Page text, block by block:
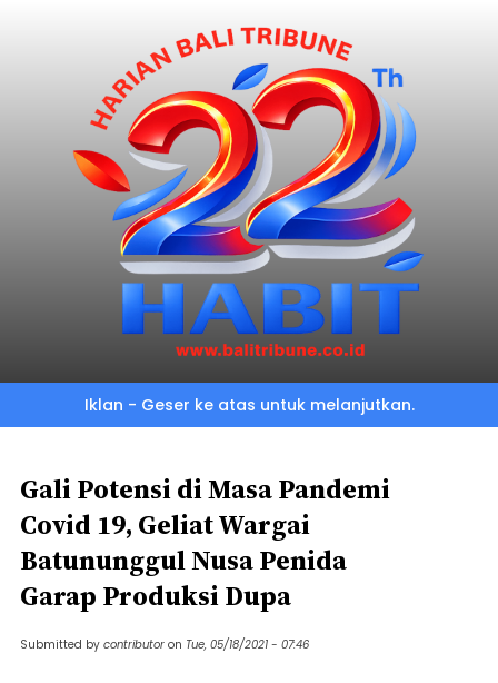
Iklan - Geser ke atas untuk melanjutkan.
Gali Potensi di Masa Pandemi
Covid 19, Geliat Wargai
Batununggul Nusa Penida
Garap Produksi Dupa
Submitted by contributor on Tue, 05/18/2021 - 07:46